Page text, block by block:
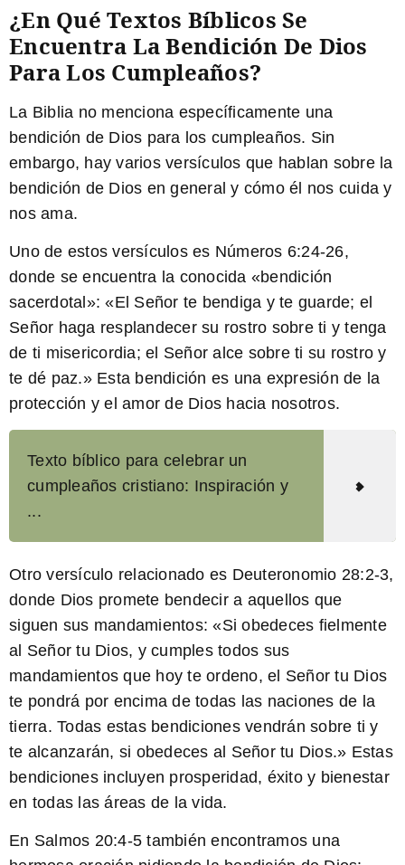
¿En Qué Textos Bíblicos Se
Encuentra La Bendición De Dios
Para Los Cumpleaños?
La Biblia no menciona específicamente una
bendición de Dios para los cumpleaños. Sin
embargo, hay varios versículos que hablan sobre la
bendición de Dios en general y cómo él nos cuida y
nos ama.
Uno de estos versículos es Números 6:24-26,
donde se encuentra la conocida «bendición
sacerdotal»:«El Señor te bendiga y te guarde; el
Señor haga resplandecer su rostro sobre ti y tenga
de ti misericordia; el Señor alce sobre ti su rostro y
te dé paz.»Esta bendición es una expresión de la
protección y el amor de Dios hacia nosotros.
Texto bíblico para celebrar un
cumpleaños cristiano: Inspiración y
...
Otro versículo relacionado es Deuteronomio 28:2-3,
donde Dios promete bendecir a aquellos que
siguen sus mandamientos:«Si obedeces fielmente
al Señor tu Dios, y cumples todos sus
mandamientos que hoy te ordeno, el Señor tu Dios
te pondrá por encima de todas las naciones de la
tierra. Todas estas bendiciones vendrán sobre ti y
te alcanzarán, si obedeces al Señor tu Dios.» Estas
bendiciones incluyen prosperidad, éxito y bienestar
en todas las áreas de la vida.
En Salmos 20:4-5 también encontramos una